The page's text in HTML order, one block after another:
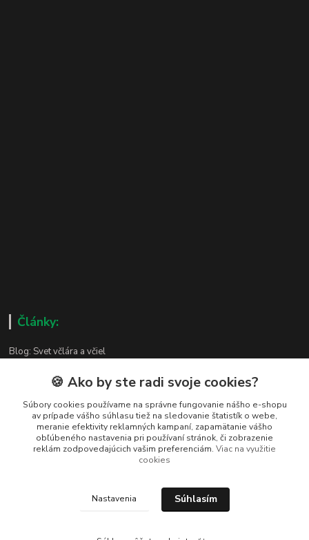
Články:
Blog: Svet včlára a včiel
Kontakty
Zákaznická podpora
🍪 Ako by ste radi svoje cookies?
Súbory cookies používame na správne fungovanie nášho e-shopu
av prípade vášho súhlasu tiež na sledovanie štatistík o webe,
meranie efektivity reklamných kampaní, zapamätanie vášho
obľúbeného nastavenia pri používaní stránok, či zobrazenie
reklám zodpovedajúcich vašim preferenciám. Viac na využitie
cookies
Nastavenia Súhlasím